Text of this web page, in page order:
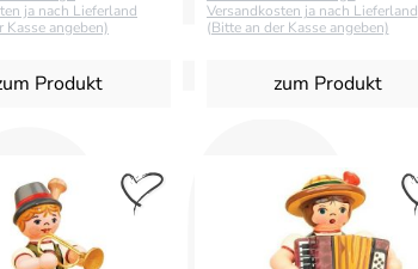
ja nach Lieferland
Kasse angeben)
Produkt
Versandkosten ja nach Lieferland
(Bitte an der Kasse angeben)
zum Produkt